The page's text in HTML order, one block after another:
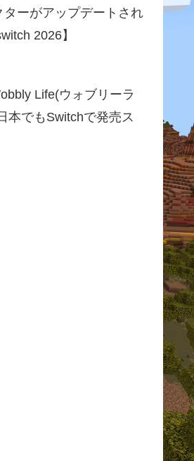
ターがアップデートされ
2026】
Life(ウォブリーラ
本でもSwitchで発売ス